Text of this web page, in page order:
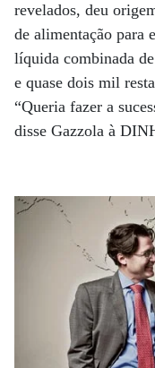
revelados, deu
de alimentação para
líquida combinada
e quase dois mil
“Queria fazer a
disse Gazzola à